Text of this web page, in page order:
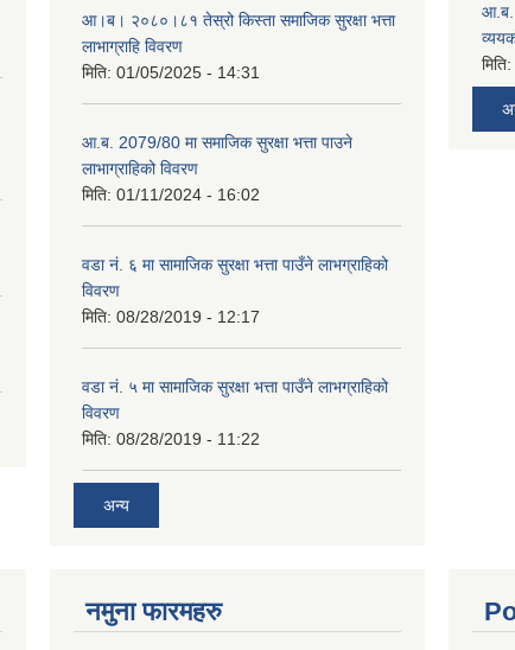
आ।ब। २०८०।८१ तेस्रो किस्ता समाजिक सुरक्षा भत्ता
लाभाग्राहि विवरण
मिति: 01/05/2025 - 14:31
आ.ब. 2079/80 मा समाजिक सुरक्षा भत्ता पाउने
लाभाग्राहिको विवरण
मिति: 01/11/2024 - 16:02
वडा नं. ६ मा सामाजिक सुरक्षा भत्ता पाउँने लाभग्राहिको
विवरण
मिति: 08/28/2019 - 12:17
वडा नं. ५ मा सामाजिक सुरक्षा भत्ता पाउँने लाभग्राहिको
विवरण
मिति: 08/28/2019 - 11:22
अन्य
आ.ब.
मिति:
नमुना फारमहरु